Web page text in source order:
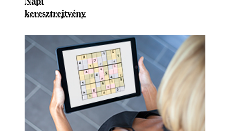
keresztrejtvény